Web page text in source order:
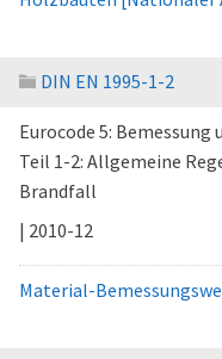
DIN EN 1995-1-2
Eurocode 5:
Teil 1-2: Allgemeine
Brandfall
| 2010-12
Material-